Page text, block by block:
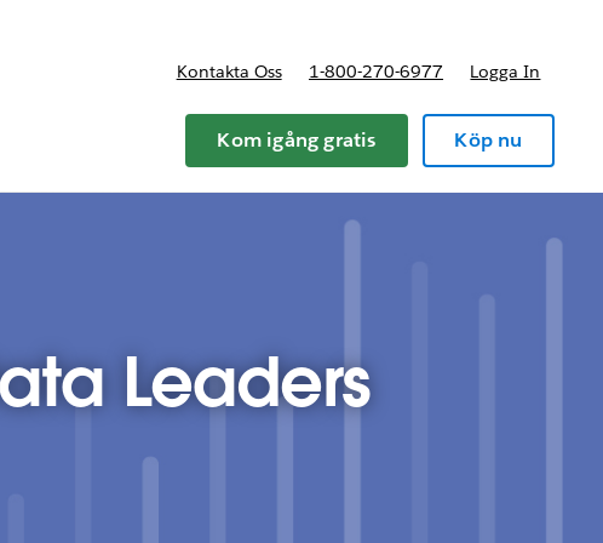
och priser
Kontakta Oss 1-800-270-6977 Logga In
Kom igång gratis Köp nu
Leaders